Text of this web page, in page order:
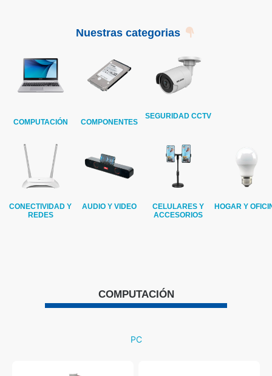
Nuestras categorias
COMPUTACIÓN COMPONENTES
SEGURIDAD CCTV
CONECTIVIDAD Y
REDES
AUDIO Y VIDEO
CELULARES Y
ACCESORIOS
HOGAR Y
COMPUTACIÓN
PC